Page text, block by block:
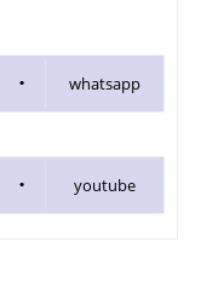
whatsapp
youtube